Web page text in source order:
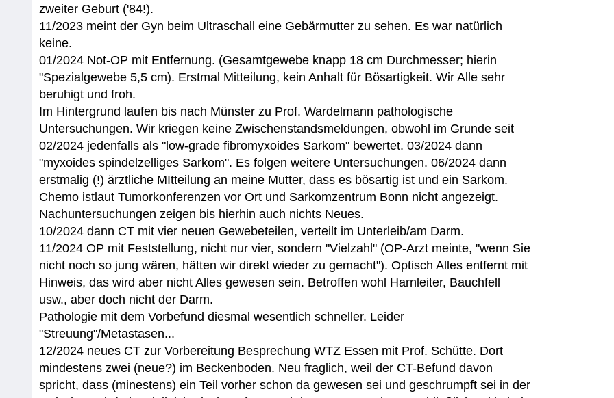
zweiter Geburt ('84!).
11/2023 meint der Gyn beim Ultraschall eine Gebärmutter zu sehen. Es war natürlich
keine.
01/2024 Not-OP mit Entfernung. (Gesamtgewebe knapp 18 cm Durchmesser; hierin
"Spezialgewebe 5,5 cm). Erstmal Mitteilung, kein Anhalt für Bösartigkeit. Wir Alle sehr
beruhigt und froh.
Im Hintergrund laufen bis nach Münster zu Prof. Wardelmann pathologische
Untersuchungen. Wir kriegen keine Zwischenstandsmeldungen, obwohl im Grunde seit
02/2024 jedenfalls als "low-grade fibromyxoides Sarkom" bewertet. 03/2024 dann
"myxoides spindelzelliges Sarkom". Es folgen weitere Untersuchungen. 06/2024 dann
erstmalig (!) ärztliche MItteilung an meine Mutter, dass es bösartig ist und ein Sarkom.
Chemo istlaut Tumorkonferenzen vor Ort und Sarkomzentrum Bonn nicht angezeigt.
Nachuntersuchungen zeigen bis hierhin auch nichts Neues.
10/2024 dann CT mit vier neuen Gewebeteilen, verteilt im Unterleib/am Darm.
11/2024 OP mit Feststellung, nicht nur vier, sondern "Vielzahl" (OP-Arzt meinte, "wenn Sie
nicht noch so jung wären, hätten wir direkt wieder zu gemacht"). Optisch Alles entfernt mit
Hinweis, das wird aber nicht Alles gewesen sein. Betroffen wohl Harnleiter, Bauchfell
usw., aber doch nicht der Darm.
Pathologie mit dem Vorbefund diesmal wesentlich schneller. Leider
"Streuung"/Metastasen...
12/2024 neues CT zur Vorbereitung Besprechung WTZ Essen mit Prof. Schütte. Dort
mindestens zwei (neue?) im Beckenboden. Neu fraglich, weil der CT-Befund davon
spricht, dass (minestens) ein Teil vorher schon da gewesen sei und geschrumpft sei in der